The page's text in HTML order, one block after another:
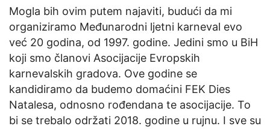
Mogla bih ovim putem najaviti, budući da mi
organiziramo Međunarodni ljetni karneval evo
već 20 godina, od 1997. godine. Jedini smo u BiH
koji smo članovi Asocijacije Evropskih
karnevalskih gradova. Ove godine se
kandidiramo da budemo domaćini FEK Dies
Natalesa, odnosno rođendana te asocijacije. To
bi se trebalo održati 2018. godine u rujnu. I sve su